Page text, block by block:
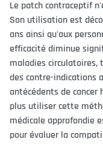
Le patch contraceptif
Son utilisation est
ans ainsi qu'aux
efficacité diminue
maladies circulatoires,
des contre-indications
antécédents de cancer
plus utiliser cette
médicale approfondie
pour évaluer la